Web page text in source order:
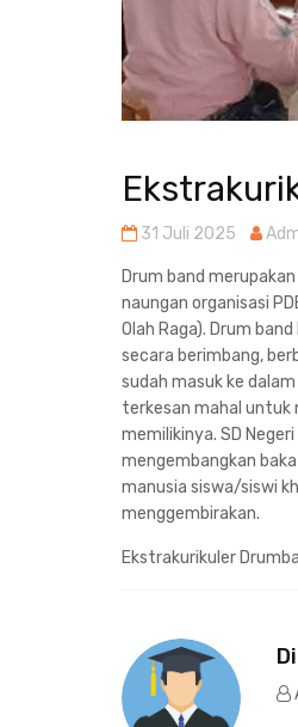
31 Juli 2025
Drum band
naungan organisasi
Olah Raga). Drum
secara berimbang,
sudah masuk ke
terkesan mahal untuk
memilikinya. SD
mengembangkan
manusia siswa/siswi
menggembirakan.
Ekstrakurikuler